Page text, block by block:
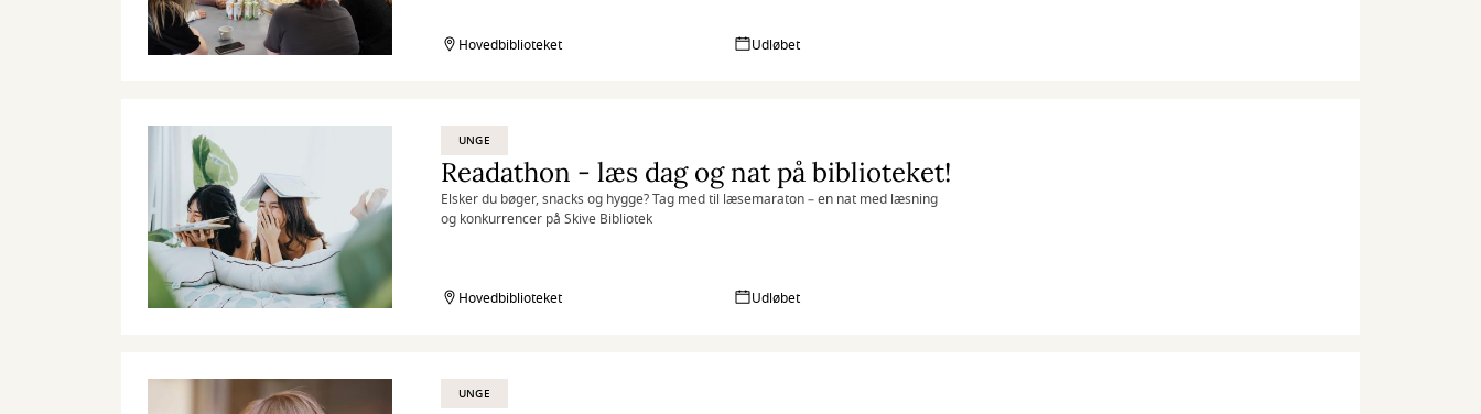
Hovedbiblioteket Udløbet
UNGE
Readathon - læs dag og nat på biblioteket!
Elsker du bøger, snacks og hygge? Tag med til læsemaraton – en nat med læsning
og konkurrencer på Skive Bibliotek
Hovedbiblioteket Udløbet
UNGE